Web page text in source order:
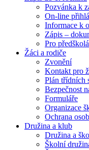
Pozvánka k
On-line
Informace k
Zápis –
Pro
Žáci a rodiče
Zvonění
Kontakt pro
Plán třídních
Bezpečnost
Formuláře
Organizace
Ochrana
Družina a klub
Družina a
Školní